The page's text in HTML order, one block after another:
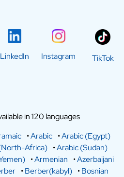
LinkedIn Instagram TikTok
in 120 languages
•Arabic •Arabic (Egypt)
Africa) •Arabic (Sudan)
•Armenian •Azerbaijani
•Berber(kabyl) •Bosnian